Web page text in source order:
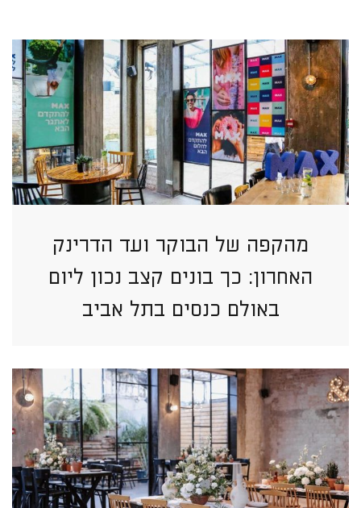
מהקפה של הבוקר ועד הדרינק
האחרון: כך בונים קצב נכון ליום
באולם כנסים בתל אביב